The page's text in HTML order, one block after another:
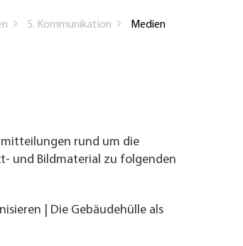
5. Kommunikation Medien
rund um die
und Bildmaterial zu folgenden
| Die Gebäudehülle als